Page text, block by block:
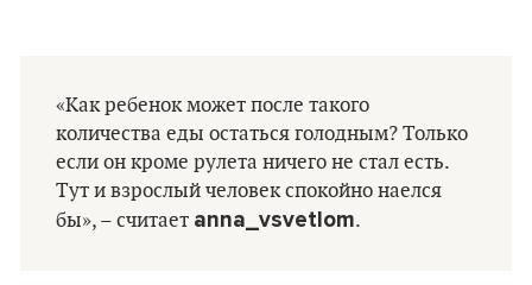
«Как ребенок может после такого
количества еды остаться голодным? Только
если он кроме рулета ничего не стал есть.
Тут и взрослый человек спокойно наелся
бы», – считает anna_vsvetlom.